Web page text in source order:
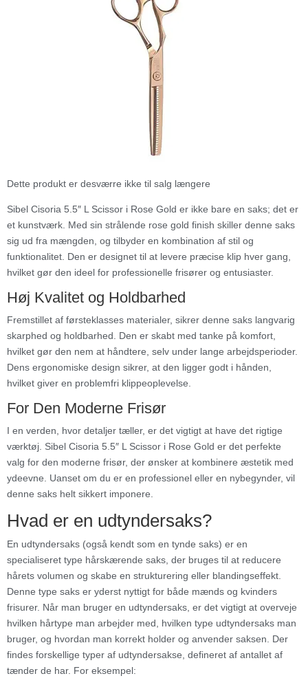
Dette produkt er desværre ikke til salg længere
Sibel Cisoria 5.5″ L Scissor i Rose Gold er ikke bare en saks; det er
et kunstværk. Med sin strålende rose gold finish skiller denne saks
sig ud fra mængden, og tilbyder en kombination af stil og
funktionalitet. Den er designet til at levere præcise klip hver gang,
hvilket gør den ideel for professionelle frisører og entusiaster.
Høj Kvalitet og Holdbarhed
Fremstillet af førsteklasses materialer, sikrer denne saks langvarig
skarphed og holdbarhed. Den er skabt med tanke på komfort,
hvilket gør den nem at håndtere, selv under lange arbejdsperioder.
Dens ergonomiske design sikrer, at den ligger godt i hånden,
hvilket giver en problemfri klippeoplevelse.
For Den Moderne Frisør
I en verden, hvor detaljer tæller, er det vigtigt at have det rigtige
værktøj. Sibel Cisoria 5.5″ L Scissor i Rose Gold er det perfekte
valg for den moderne frisør, der ønsker at kombinere æstetik med
ydeevne. Uanset om du er en professionel eller en nybegynder, vil
denne saks helt sikkert imponere.
Hvad er en udtyndersaks?
En udtyndersaks (også kendt som en tynde saks) er en
specialiseret type hårskærende saks, der bruges til at reducere
hårets volumen og skabe en strukturering eller blandingseffekt.
Denne type saks er yderst nyttigt for både mænds og kvinders
frisurer. Når man bruger en udtyndersaks, er det vigtigt at overveje
hvilken hårtype man arbejder med, hvilken type udtyndersaks man
bruger, og hvordan man korrekt holder og anvender saksen. Der
findes forskellige typer af udtyndersakse, defineret af antallet af
tænder de har. For eksempel: